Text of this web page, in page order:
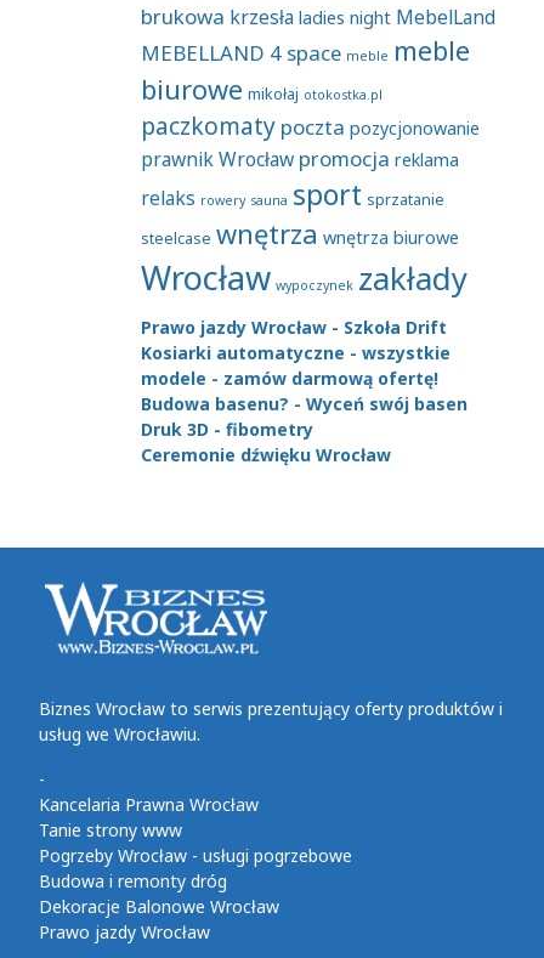
brukowa krzesła ladies night MebelLand
MEBELLAND 4 space meble meble
biurowe mikołaj otokostka.pl
paczkomaty poczta pozycjonowanie
prawnik Wrocław promocja reklama
relaks rowery sauna sport sprzatanie
steelcase wnętrza wnętrza biurowe
Wrocław wypoczynek zakłady
Prawo jazdy Wrocław - Szkoła Drift
Kosiarki automatyczne - wszystkie
modele - zamów darmową ofertę!
Budowa basenu? - Wyceń swój basen
Druk 3D - fibometry
Ceremonie dźwięku Wrocław
Biznes Wrocław to serwis prezentujący oferty produktów i
usług we Wrocławiu.
-
Kancelaria Prawna Wrocław
Tanie strony www
Pogrzeby Wrocław - usługi pogrzebowe
Budowa i remonty dróg
Dekoracje Balonowe Wrocław
Prawo jazdy Wrocław